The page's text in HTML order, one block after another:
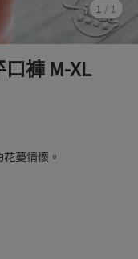
1 / 1
褲 M-XL
蔓情懷。